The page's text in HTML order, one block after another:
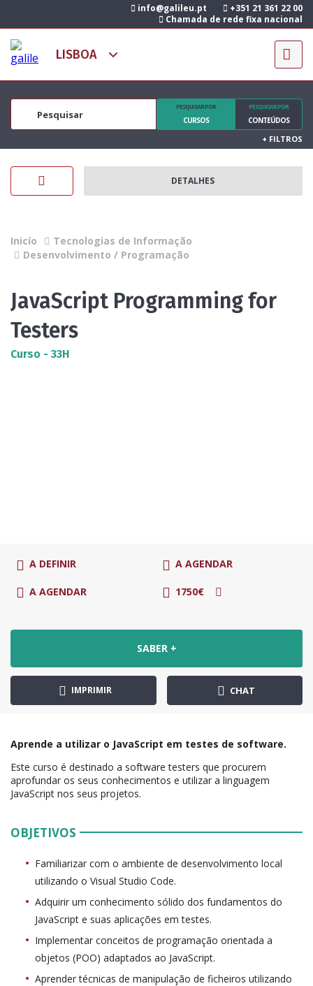
info@galileu.pt
+351 21 361 22 00
Chamada de rede fixa nacional
PESQUISAR POR
CURSOS
PESQUISAR POR
CONTEÚDOS
+ FILTROS
DETALHES
Inicío
Tecnologias de Informação
Desenvolvimento / Programação
JavaScript Programming for
Testers
Curso - 33H
A DEFINIR A AGENDAR
A AGENDAR 1750€
SABER +
IMPRIMIR CHAT
Aprende a utilizar o JavaScript em testes de software.
Este curso é destinado a software testers que procurem
aprofundar os seus conhecimentos e utilizar a linguagem
JavaScript nos seus projetos.
OBJETIVOS
Familiarizar com o ambiente de desenvolvimento local
utilizando o Visual Studio Code.
Adquirir um conhecimento sólido dos fundamentos do
JavaScript e suas aplicações em testes.
Implementar conceitos de programação orientada a
objetos (POO) adaptados ao JavaScript.
Aprender técnicas de manipulação de ficheiros utilizando